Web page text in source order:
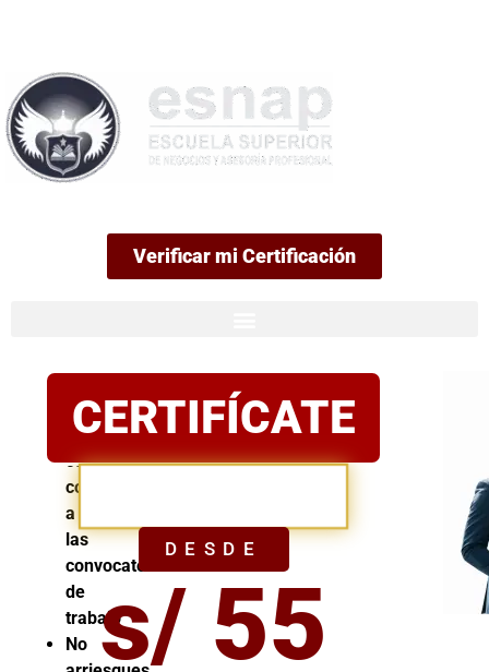
Verificar mi Certificación
oficial
Postula
con
confianza
a
las
convocatorias
de
trabajo
No
CERTIFÍCATE
DESDE
s/ 55